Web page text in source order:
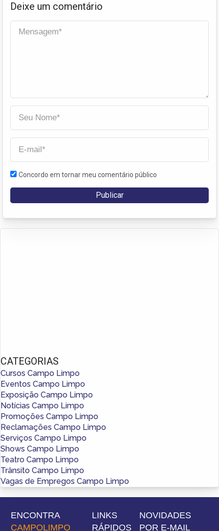
Deixe um comentário
Concordo em tornar meu comentário público
CATEGORIAS
Cursos Campo Limpo
Eventos Campo Limpo
Exposição Campo Limpo
Notícias Campo Limpo
Promoções Campo Limpo
Reclamações Campo Limpo
Serviços Campo Limpo
Shows Campo Limpo
Teatro Campo Limpo
Trânsito Campo Limpo
Vagas de Empregos Campo Limpo
ENCONTRA
CAMPOLIMPO
LINKS
RÁPIDOS
NOVIDADES
POR E-MAIL